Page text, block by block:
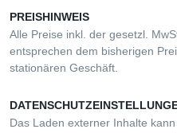
PREISHINWEIS
Alle Preise inkl. der gesetzl.
entsprechen dem bisherigen
stationären Geschäft.
Das Laden externer Inhalte